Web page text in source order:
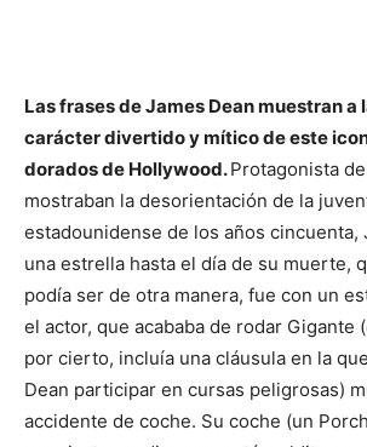
Las frases de James Dean muestran a
carácter divertido y mítico de este
dorados de Hollywood.Protagonista
mostraban la desorientación de la
estadounidense de los años cincuenta,
una estrella hasta el día de su muerte,
podía ser de otra manera, fue con un
el actor, que acababa de rodar Gigante
por cierto, incluía una cláusula en la
Dean participar en cursas peligrosas)
accidente de coche. Su coche (un